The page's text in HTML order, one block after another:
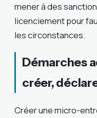
mener à des
licenciement pour
les circonstances.
Démarches
créer,
Créer une micro-